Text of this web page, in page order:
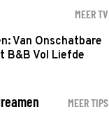
MEER TV
Van Onschatbare
B&B Vol Liefde
MEER TIPS